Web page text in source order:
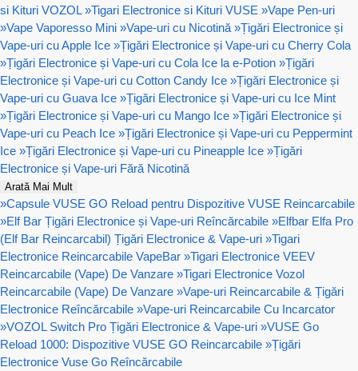
si Kituri VOZOL »Tigari Electronice si Kituri VUSE »Vape Pen-uri
»Vape Vaporesso Mini »Vape-uri cu Nicotină »Țigări Electronice și
Vape-uri cu Apple Ice »Țigări Electronice și Vape-uri cu Cherry Cola
»Țigări Electronice și Vape-uri cu Cola Ice la e-Potion »Țigări
Electronice și Vape-uri cu Cotton Candy Ice »Țigări Electronice și
Vape-uri cu Guava Ice »Țigări Electronice și Vape-uri cu Ice Mint
»Țigări Electronice și Vape-uri cu Mango Ice »Țigări Electronice și
Vape-uri cu Peach Ice »Țigări Electronice și Vape-uri cu Peppermint
Ice »Țigări Electronice și Vape-uri cu Pineapple Ice »Țigări
Electronice și Vape-uri Fără Nicotină
Arată Mai Mult
»Capsule VUSE GO Reload pentru Dispozitive VUSE Reincarcabile
»Elf Bar Țigări Electronice și Vape-uri Reîncărcabile »Elfbar Elfa Pro
(Elf Bar Reincarcabil) Țigări Electronice & Vape-uri »Tigari
Electronice Reincarcabile VapeBar »Tigari Electronice VEEV
Reincarcabile (Vape) De Vanzare »Tigari Electronice Vozol
Reincarcabile (Vape) De Vanzare »Vape-uri Reincarcabile & Țigări
Electronice Reîncărcabile »Vape-uri Reincarcabile Cu Incarcator
»VOZOL Switch Pro Țigări Electronice & Vape-uri »VUSE Go
Reload 1000: Dispozitive VUSE GO Reincarcabile »Țigări
Electronice Vuse Go Reîncărcabile